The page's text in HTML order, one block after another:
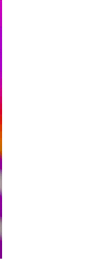
i suoi
la
interruzioni.
della
di un
due
che,
in una
e nella